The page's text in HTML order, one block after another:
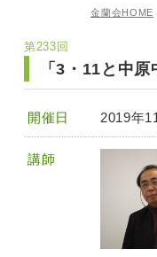
金蘭会HOME
第233回
「3・11と中原
開催日 2019年
講師